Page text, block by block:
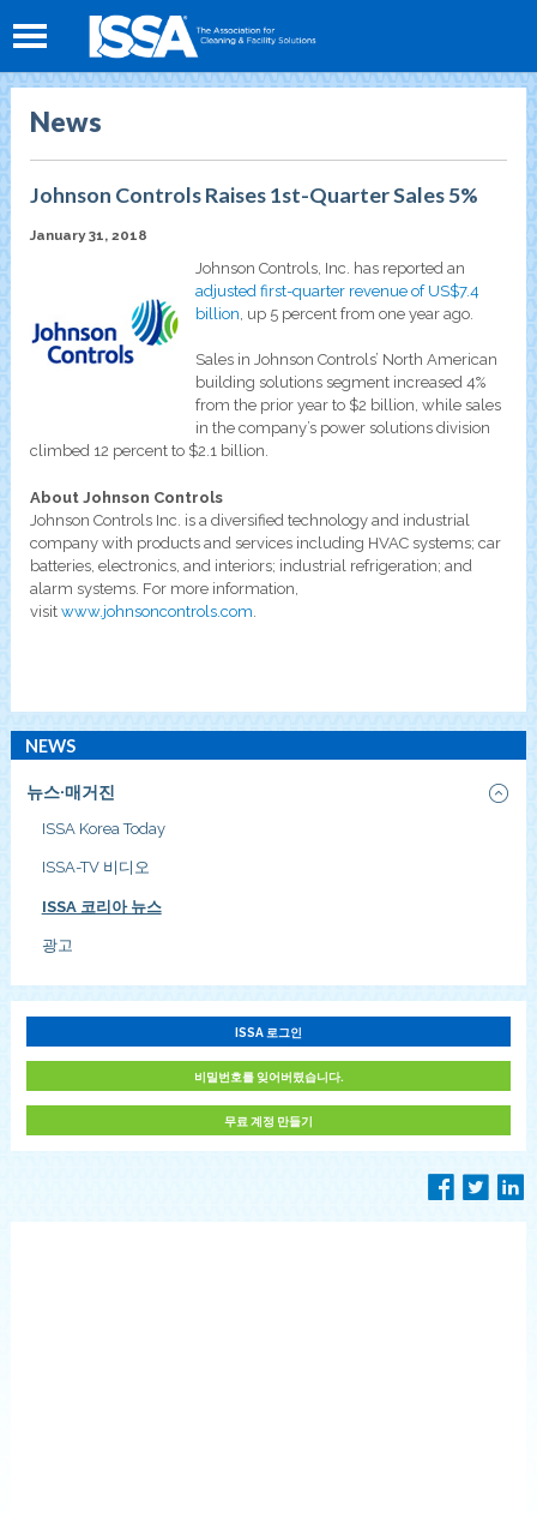
News
Johnson Controls Raises 1st-Quarter Sales 5%
January 31, 2018
Johnson Controls, Inc. has reported an
adjusted first-quarter revenue of US$7.4
billion , up 5 percent from one year ago.
Sales in Johnson Controls’ North American
building solutions segment increased 4%
from the prior year to $2 billion, while sales
in the company’s power solutions division
climbed 12 percent to $2.1 billion.
About Johnson Controls
Johnson Controls Inc. is a diversified technology and industrial
company with products and services including HVAC systems; car
batteries, electronics, and interiors; industrial refrigeration; and
alarm systems. For more information,
visit www.johnsoncontrols.com
NEWS
뉴스·매거진
ISSA Korea Today
ISSA-TV 비디오
ISSA 코리아 뉴스
광고
ISSA 로그인
비밀번호를 잊어버렸습니다.
무료 계정 만들기